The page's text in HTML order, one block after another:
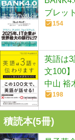
ブレッ
154
英語は
文100】
中山 裕
198
積読本(5冊)